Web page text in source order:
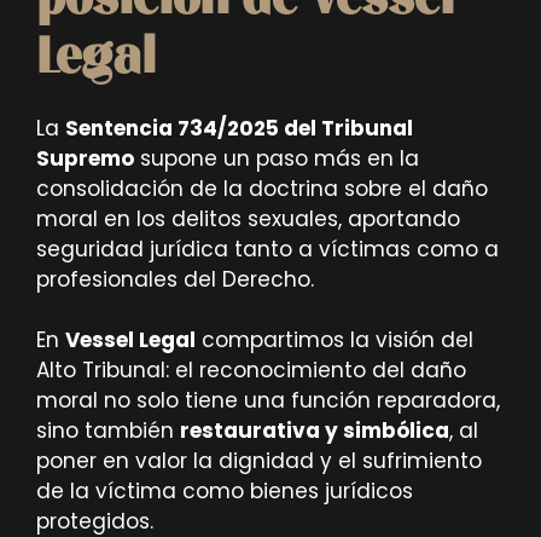
Legal
La Sentencia 734/2025 del Tribunal
Supremo supone un paso más en la
consolidación de la doctrina sobre el daño
moral en los delitos sexuales, aportando
seguridad jurídica tanto a víctimas como a
profesionales del Derecho.
En Vessel Legal compartimos la visión del
Alto Tribunal: el reconocimiento del daño
moral no solo tiene una función reparadora,
sino también restaurativa y simbólica, al
poner en valor la dignidad y el sufrimiento
de la víctima como bienes jurídicos
protegidos.